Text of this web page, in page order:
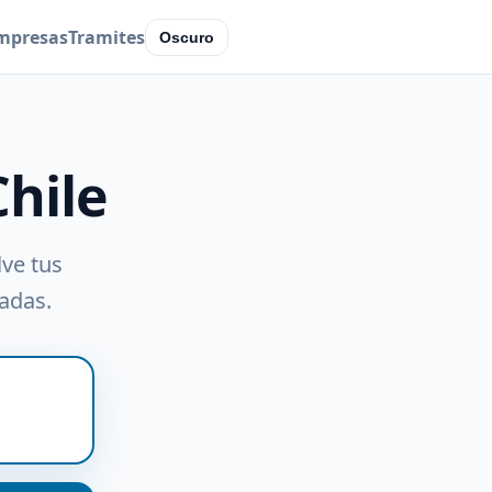
Tramites Oscuro
tus